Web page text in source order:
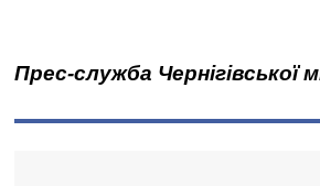
Прес-служба Чернігівської